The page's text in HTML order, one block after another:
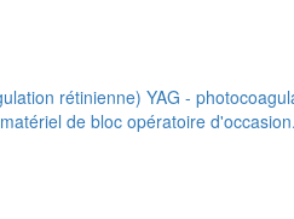
rétinienne) YAG -
de bloc opératoire